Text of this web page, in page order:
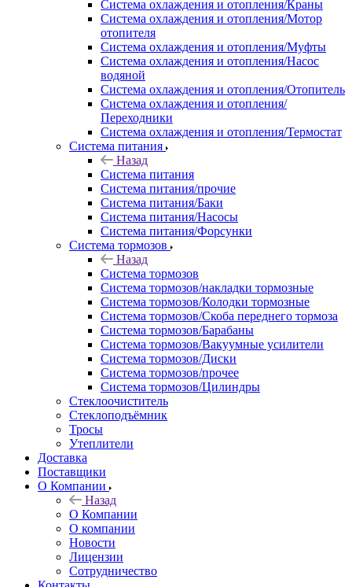
Система охлаждения и отопления/Краны
Система охлаждения и отопления/Мотор
отопителя
Система охлаждения и отопления/Муфты
Система охлаждения и отопления/Насос
водяной
Система охлаждения и отопления/Отопитель
Система охлаждения и отопления/
Переходники
Система охлаждения и отопления/Термостат
Система питания
Назад
Система питания
Система питания/прочие
Система питания/Баки
Система питания/Насосы
Система питания/Форсунки
Система тормозов
Назад
Система тормозов
Система тормозов/накладки тормозные
Система тормозов/Колодки тормозные
Система тормозов/Скоба переднего тормоза
Система тормозов/Барабаны
Система тормозов/Вакуумные усилители
Система тормозов/Диски
Система тормозов/прочее
Система тормозов/Цилиндры
Стеклоочиститель
Стеклоподъёмник
Тросы
Утеплители
Доставка
Поставщики
О Компании
Назад
О Компании
О компании
Новости
Лицензии
Сотрудничество